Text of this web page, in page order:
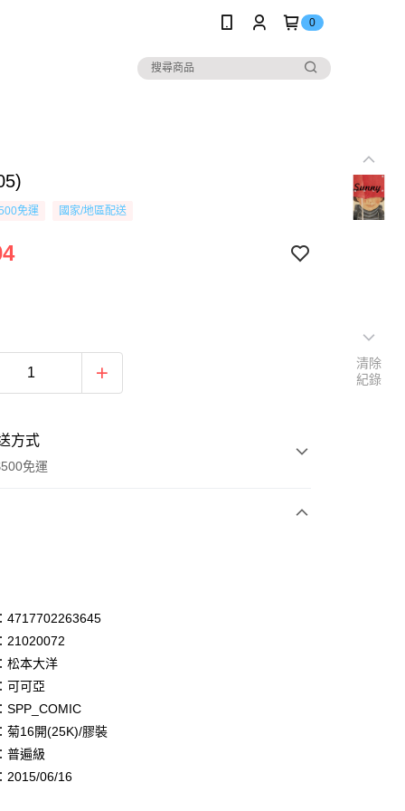
0
免運 國家/地區配送
方式
免運
款
後付
付是「在收到商品之後才付款」的支付方式。 讓您購物簡單
不需註冊會員、不需綁卡、不需儲值。
只要手機號碼，簡訊認證，即可結帳。
確認商品／服務後，再付款。
式選擇「AFTEE先享後付」後，將跳轉至「AFTEE先享後
，進行簡訊認證並確認金額後，即可完成結帳。
款
，滿NT$500(含以上)免運費
本大洋
可亞
16開(25K)/膠裝
遍級
2015/06/16
清除
紀錄